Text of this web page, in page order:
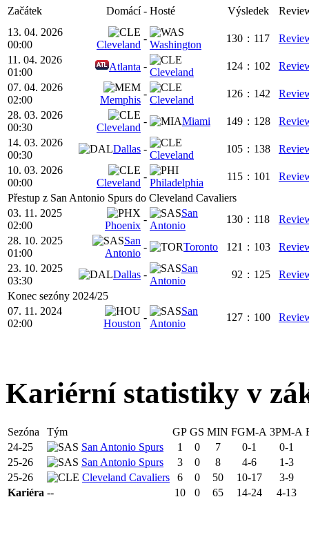
Začátek Domácí - Hosté Výsledek
13. 04. 2026
00:00
Cleveland
-
Washington
130 : 117
11. 04. 2026
01:00
Atlanta -
Cleveland
124 : 102
07. 04. 2026
02:00
Memphis
-
Cleveland
126 : 142
28. 03. 2026
00:30
Cleveland
- Miami 149 : 128
14. 03. 2026
00:30
Dallas -
Cleveland
105 : 138
10. 03. 2026
00:00
Cleveland
-
Philadelphia
115 : 101
Přestup z San Antonio Spurs do Cleveland Cavaliers
03. 11. 2025
02:00
Phoenix
-
San
Antonio
130 : 118
28. 10. 2025
01:00
San
Antonio
- Toronto 121 : 103
23. 10. 2025
03:30
Dallas -
San
Antonio
92 : 125
Konec sezóny 2024/25
07. 11. 2024
02:00
Houston
-
San
Antonio
127 : 100
Kariérní statistiky v
Sezóna Tým GP GS MIN FGM-A 3PM-A
24-25
San Antonio Spurs 1 0 7 0-1
0-1
25-26
San Antonio Spurs 3 0 8 4-6
1-3
25-26
Cleveland Cavaliers 6 0 50 10-17
3-9
Kariéra -- 10 0 65 14-24 4-13